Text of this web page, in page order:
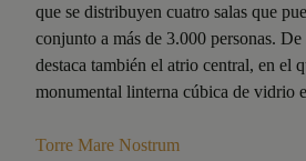
que se distribuyen cuatro salas que
conjunto a más de 3.000 personas.
destaca también el atrio central, en el
monumental linterna cúbica de vidrio
Torre Mare Nostrum